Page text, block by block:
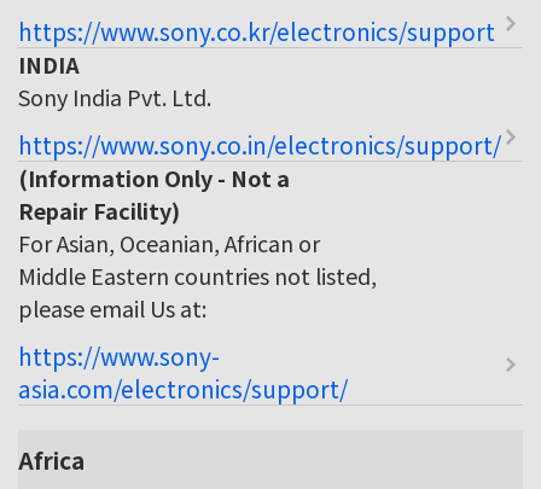
https://www.sony.co.kr/electronics/support
INDIA
Sony India Pvt. Ltd.
https://www.sony.co.in/electronics/support/
(Information Only - Not a
Repair Facility)
For Asian, Oceanian, African or
Middle Eastern countries not listed,
please email Us at:
https://www.sony-
asia.com/electronics/support/
Africa